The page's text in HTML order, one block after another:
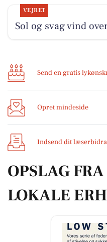
VEJRET
Sol og svag vind
Send en gratis
Opret mindeside
Indsend dit
OPSLAG
LOKALE